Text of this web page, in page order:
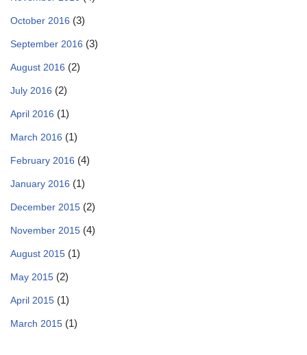
October 2016 (3)
September 2016 (3)
August 2016 (2)
July 2016 (2)
April 2016 (1)
March 2016 (1)
February 2016 (4)
January 2016 (1)
December 2015 (2)
November 2015 (4)
August 2015 (1)
May 2015 (2)
April 2015 (1)
March 2015 (1)